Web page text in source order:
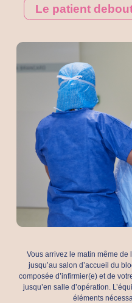
Le patient
Vous arrivez le matin même de
jusqu’au salon d’accueil du
composée d’infirmier(e) et de
jusqu’en salle d’opération.
éléments